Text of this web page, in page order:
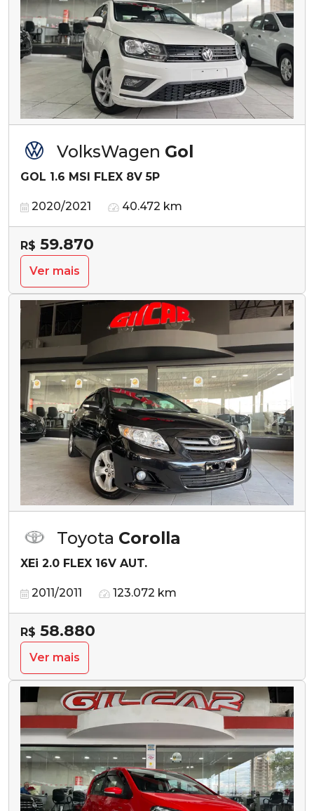
VolksWagen Gol
GOL 1.6 MSI FLEX 8V 5P
2020/2021 40.472 km
R$ 59.870
Ver mais
Toyota Corolla
XEi 2.0 FLEX 16V AUT.
2011/2011 123.072 km
R$ 58.880
Ver mais